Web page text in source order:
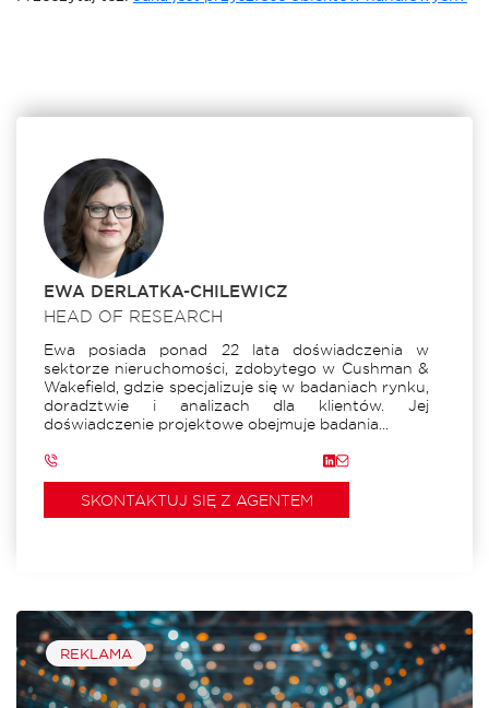
EWA DERLATKA-CHILEWICZ
HEAD OF RESEARCH
Ewa posiada ponad 22 lata doświadczenia w
sektorze nieruchomości, zdobytego w Cushman &
Wakefield, gdzie specjalizuje się w badaniach rynku,
doradztwie i analizach dla klientów. Jej
doświadczenie projektowe obejmuje badania...
SKONTAKTUJ SIĘ Z AGENTEM
REKLAMA